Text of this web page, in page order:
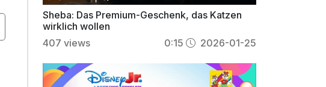
Sheba: Das Premium-Geschenk, das Katzen
wirklich wollen
407 views 0:15 2026-01-25